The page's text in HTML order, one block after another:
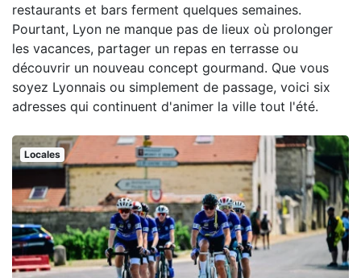
restaurants et bars ferment quelques semaines.
Pourtant, Lyon ne manque pas de lieux où prolonger
les vacances, partager un repas en terrasse ou
découvrir un nouveau concept gourmand. Que vous
soyez Lyonnais ou simplement de passage, voici six
adresses qui continuent d'animer la ville tout l'été.
Locales